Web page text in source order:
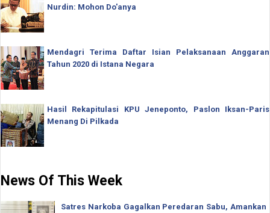
Nurdin: Mohon Do'anya
Mendagri Terima Daftar Isian Pelaksanaan Anggaran
Tahun 2020 di Istana Negara
Hasil Rekapitulasi KPU Jeneponto, Paslon Iksan-Paris
Menang Di Pilkada
News Of This Week
Satres Narkoba Gagalkan Peredaran Sabu, Amankan